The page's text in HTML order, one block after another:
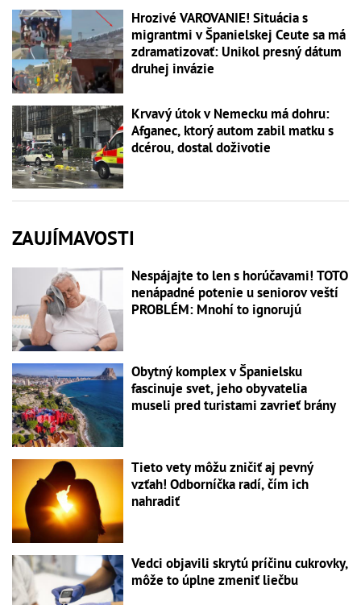
Hrozivé VAROVANIE! Situácia s
migrantmi v Španielskej Ceute sa má
zdramatizovať: Unikol presný dátum
druhej invázie
Krvavý útok v Nemecku má dohru:
Afganec, ktorý autom zabil matku s
dcérou, dostal doživotie
ZAUJÍMAVOSTI
Nespájajte to len s horúčavami! TOTO
nenápadné potenie u seniorov veští
PROBLÉM: Mnohí to ignorujú
Obytný komplex v Španielsku
fascinuje svet, jeho obyvatelia
museli pred turistami zavrieť brány
Tieto vety môžu zničiť aj pevný
vzťah! Odborníčka radí, čím ich
nahradiť
Vedci objavili skrytú príčinu cukrovky,
môže to úplne zmeniť liečbu